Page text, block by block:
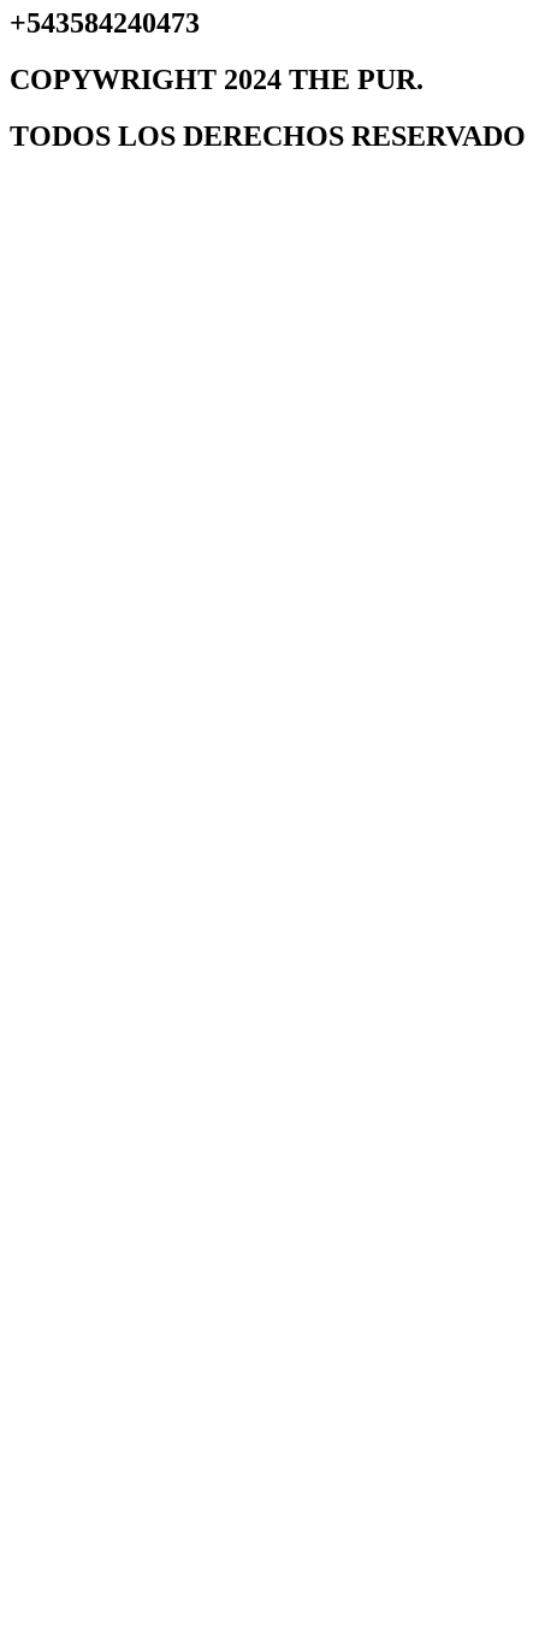
+543584240473
COPYWRIGHT 2024 THE PUR.
TODOS LOS DERECHOS RESERVADO